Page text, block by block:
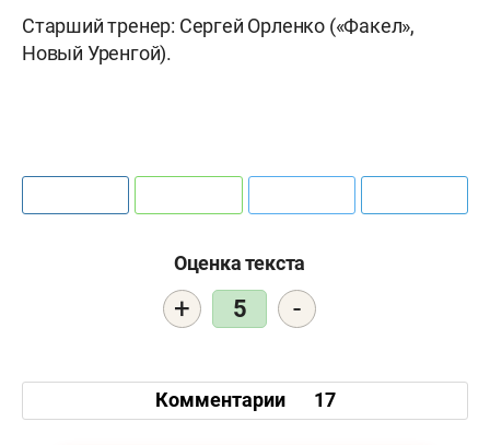
Старший тренер: Сергей Орленко («Факел»,
Новый Уренгой).
Оценка текста
+ 5 -
Комментарии 17